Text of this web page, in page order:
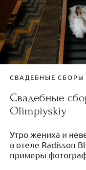
СВАДЕБНЫЕ СБОРЫ
Свадебные
Olimpiyskiy
Утро жениха и
в отеле Radisson
примеры